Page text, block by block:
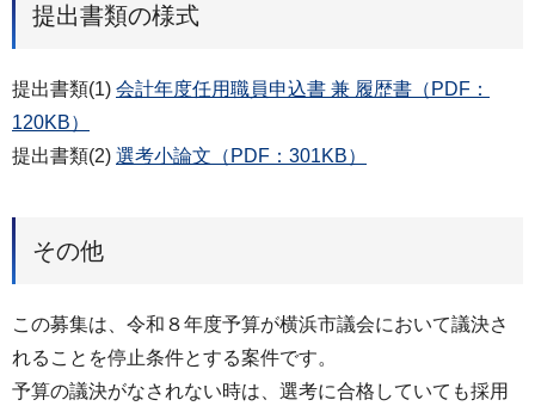
提出書類の様式
提出書類(1) 会計年度任用職員申込書 兼 履歴書（PDF：
120KB）
提出書類(2) 選考小論文（PDF：301KB）
その他
この募集は、令和８年度予算が横浜市議会において議決さ
れることを停止条件とする案件です。
予算の議決がなされない時は、選考に合格していても採用